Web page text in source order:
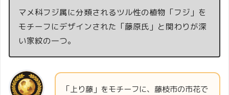
マメ科フジ属に分類されるツル性の植物「フジ」を
モチーフにデザインされた「藤原氏」と関わりが深
い家紋の一つ。
「上り藤」をモチーフに、藤枝市の市花で